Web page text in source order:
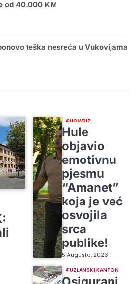
od 40.000 KM
teška nesreća u Vukovijama
SHOWBIZ
Hule
objavio
emotivnu
pjesmu
“Amanet”
koja je već
osvojila
srca
publike!
5 Augusta, 2026
TUZLANSKI KANTON